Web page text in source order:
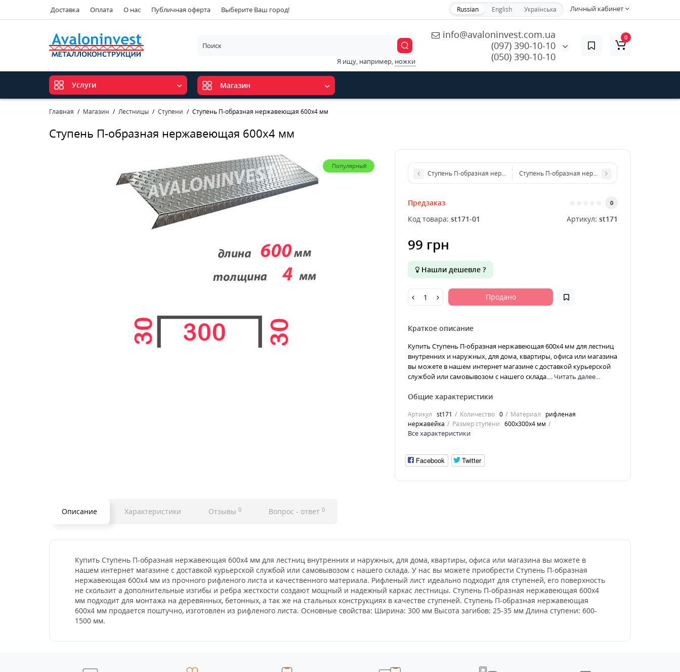
Доставка Оплата О нас Публичная оферта Выберите Ваш город! Личный кабинет
Russian English Українська
info@avaloninvest.com.ua
(097) 390-10-10
(050) 390-10-10
Я ищу, например, ножки
0
Услуги Магазин
Главная Магазин Лестницы Ступени Ступень П-образная нержавеющая 600x4 мм
Ступень П-образная нержавеющая 600x4 мм
Популярный
Ступень П-образная нержавеющая 600x3 ммСтупень П-образная нержавеющая 800x3 мм
Предзаказ 0
Код товара: st171-01 Артикул: st171
99 грн
Нашли дешевле ?
Продано
Краткое описание
Купить Ступень П-образная нержавеющая 600x4 мм для лестниц
внутренних и наружных, для дома, квартиры, офиса или магазина
вы можете в нашем интернет магазине с доставкой курьерской
службой или самовывозом с нашего склада.... Читать далее...
Общие характеристики
Артикул st171 Количество 0 Материал
рифленая
нержавейка
Размер ступени 600x300x4 мм
Все характеристики
Facebook Twitter
Описание Характеристики Отзывы 0 Вопрос - ответ 0
Купить Ступень П-образная нержавеющая 600x4 мм для лестниц внутренних и наружных, для дома, квартиры, офиса или магазина вы можете в
нашем интернет магазине с доставкой курьерской службой или самовывозом с нашего склада. У нас вы можете приобрести Ступень П-образная
нержавеющая 600x4 мм из прочного рифленого листа и качественного материала. Рифленый лист идеально подходит для ступеней, его поверхность
не скользит а дополнительные изгибы и ребра жесткости создают мощный и надежный каркас лестницы. Ступень П-образная нержавеющая 600x4
мм подходит для монтажа на деревянных, бетонных, а так же на стальных конструкциях в качестве ступеней. Ступень П-образная нержавеющая
600x4 мм продается поштучно, изготовлен из рифленого листа. Основные свойства: Ширина: 300 мм Высота загибов: 25-35 мм Длина ступени: 600-
1500 мм.